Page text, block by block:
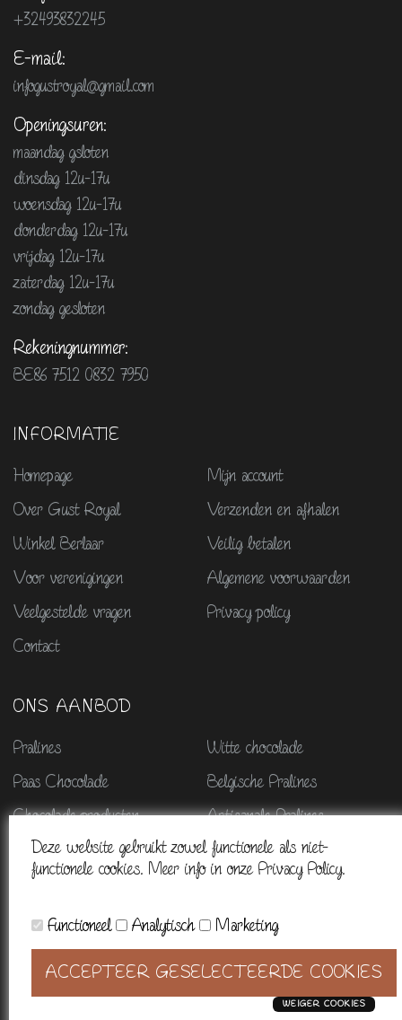
+32493832245
E-mail:
infogustroyal@gmail.com
Openingsuren:
maandag gsloten
dinsdag 12u-17u
woensdag 12u-17u
donderdag 12u-17u
vrijdag 12u-17u
zaterdag 12u-17u
zondag gesloten
Rekeningnummer:
BE86 7512 0832 7950
INFORMATIE
Homepage
Over Gust Royal
Winkel Berlaar
Voor verenigingen
Veelgestelde vragen
Contact
Mijn account
Verzenden en afhalen
Veilig betalen
Algemene voorwaarden
Privacy policy
ONS AANBOD
Pralines
Paas Chocolade
Chocolade producten
Chocolade geschenken
Kerstmis & nieuwjaar
Witte chocolade
Belgische Pralines
Artisanale Pralines
Sinterklaas
Halloween chocolade
© 2026. Alle rechten voorbehouden - BE0665845315 - Powered by
CCV Shop
Deze website gebruikt zowel functionele als niet-
functionele cookies. Meer info in onze Privacy Policy.
Functioneel Analytisch Marketing
ACCEPTEER GESELECTEERDE COOKIES
WEIGER COOKIES